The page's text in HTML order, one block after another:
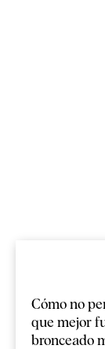
Cómo no
que mejor
bronceado